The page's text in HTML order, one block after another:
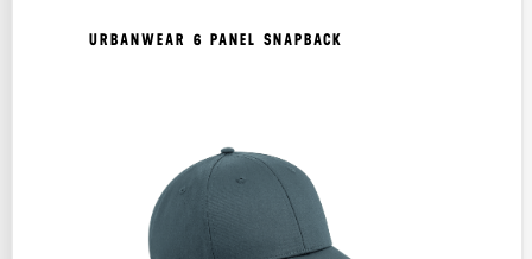
URBANWEAR 6 PANEL SNAPBACK